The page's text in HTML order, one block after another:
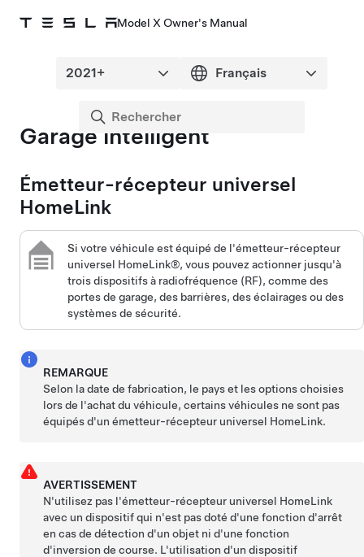
Model X Owner's Manual
Garage intelligent
Émetteur-récepteur universel
HomeLink
Si votre véhicule est équipé de l'émetteur-récepteur
universel HomeLink®, vous pouvez actionner jusqu'à
trois dispositifs à radiofréquence (RF), comme des
portes de garage, des barrières, des éclairages ou des
systèmes de sécurité.
REMARQUE
Selon la date de fabrication, le pays et les options choisies
lors de l'achat du véhicule, certains véhicules ne sont pas
équipés d'un émetteur-récepteur universel HomeLink.
AVERTISSEMENT
N'utilisez pas l'émetteur-récepteur universel HomeLink
avec un dispositif qui n'est pas doté d'une fonction d'arrêt
en cas de détection d'un objet ni d'une fonction
d'inversion de course. L'utilisation d'un dispositif